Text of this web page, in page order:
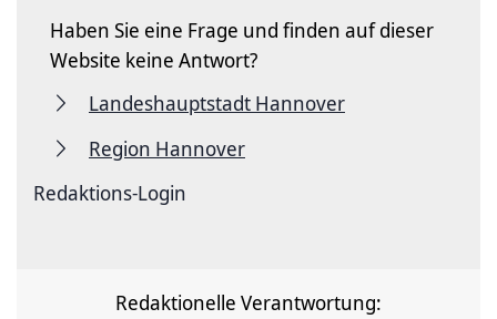
Haben Sie eine Frage und finden auf dieser
Website keine Antwort?
Landeshauptstadt Hannover
Region Hannover
Redaktions-Login
Redaktionelle Verantwortung: